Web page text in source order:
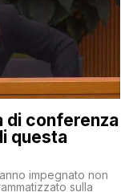
di conferenza
questa
impegnato non
sulla